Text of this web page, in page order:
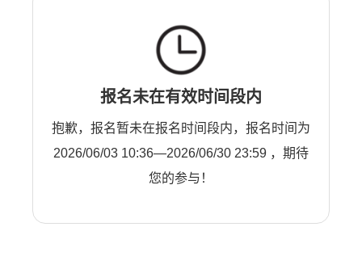
报名未在有效时间段内
抱歉，报名暂未在报名时间段内，报名时间为
2026/06/03 10:36—2026/06/30 23:59 ，期待
您的参与！